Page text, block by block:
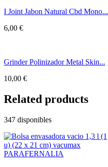
I Joint Jabon Natural Cbd Mono...
6,00 €
Grinder Polinizador Metal Skin...
10,00 €
Related products
347 disponibles
PARAFERNALIA